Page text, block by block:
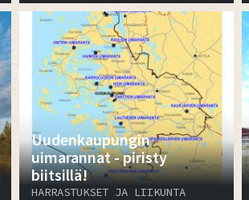
Uudenkaupungin
uimarannat - piristy
biitsillä!
HARRASTUKSET JA LIIKUNTA